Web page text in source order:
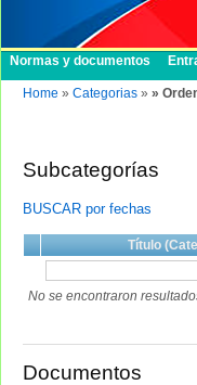
Normas y documentos
Home » Categorias » »
Subcategorías
BUSCAR por fechas
Título
No se encontraron
Documentos